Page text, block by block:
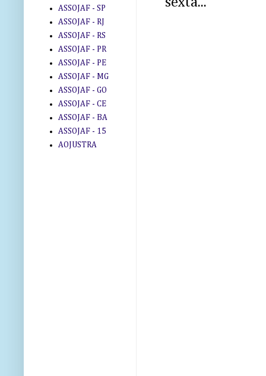
ASSOJAF - SP
ASSOJAF - RJ
ASSOJAF - RS
ASSOJAF - PR
ASSOJAF - PE
ASSOJAF - MG
ASSOJAF - GO
ASSOJAF - CE
ASSOJAF - BA
ASSOJAF - 15
AOJUSTRA